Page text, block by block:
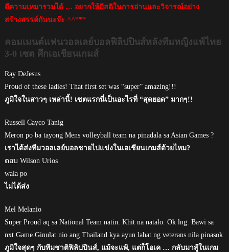
ตีความเหมารวมได้ … อยากให้มีสติในการอ่านและวิจารณ์อย่าง
สร้างสรรค์กันนะจ๊ะ ^^***
คอมเมนต์แฟนวอลเลย์บอลฟิลิปปินส์หลังทีมหญิงแพ้ไทย
3-0 เซต ศึกเอเชียนเกมส์
Ray DeJesus
Proud of these ladies! That first set was “super” amazing!!!
ภูมิใจในสาวๆ เหล่านี้! เซตแรกนี่เป็นอะไรที่ “สุดยอด” มากๆ!!
Russell Cayco Tanig
Meron po ba tayong Mens volleyball team na pinadala sa Asian Games ?
เราได้ส่งทีมวอลเลย์บอลชายไปแข่งในเอเชียนเกมส์ด้วยไหม?
ตอบ Wilson Urios
wala po
ไม่ได้ส่ง
Mel Melanio
Super Proud aq sa National Team natin. Khit na natalo. Ok lng. Bawi sa
nxt Game.Ginulat nio ang Thailand kya ayun lahat ng veterans nila pinasok
ภูมิใจสุดๆ กับทีมชาติฟิลิปปินส์, แม้จะแพ้, แต่ก็โอเค … กลับมาสู้ในเกม